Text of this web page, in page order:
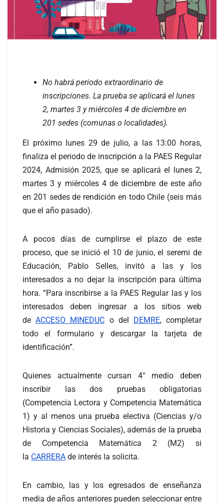
No habrá periodo extraordinario de
inscripciones. La prueba se aplicará el lunes
2, martes 3 y miércoles 4 de diciembre en
201 sedes (comunas o localidades).
El próximo lunes 29 de julio, a las 13:00 horas,
finaliza el periodo de inscripción a la PAES Regular
2024, Admisión 2025, que se aplicará el lunes 2,
martes 3 y miércoles 4 de diciembre de este año
en 201 sedes de rendición en todo Chile (seis más
que el año pasado).
A pocos días de cumplirse el plazo de este
proceso, que se inició el 10 de junio, el seremi de
Educación, Pablo Selles, invitó a las y los
interesados a no dejar la inscripción para última
hora. “Para inscribirse a la PAES Regular las y los
interesados deben ingresar a los sitios web
deACCESO MINEDUC o del DEMRE, completar
todo el formulario y descargar la tarjeta de
identificación”.
Quienes actualmente cursan 4° medio deben
inscribir las dos pruebas obligatorias
(Competencia Lectora y Competencia Matemática
1) y al menos una prueba electiva (Ciencias y/o
Historia y Ciencias Sociales), además de la prueba
de Competencia Matemática 2 (M2) si
la CARRERA de interés la solicita.
En cambio, las y los egresados de enseñanza
media de años anteriores pueden seleccionar entre